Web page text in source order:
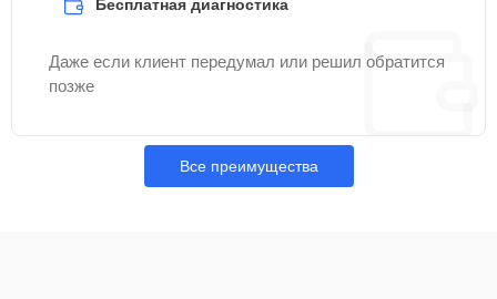
Бесплатная диагностика
Даже если клиент передумал или решил обратится
позже
Все преимущества